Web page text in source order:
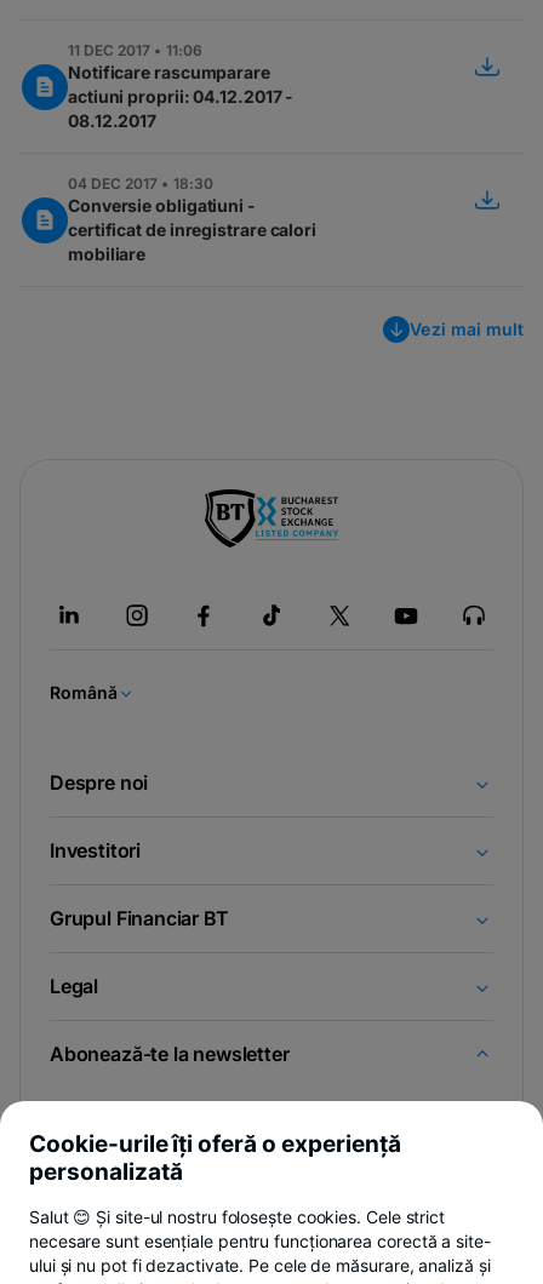
11 DEC 2017 • 11:06
Notificare rascumparare
actiuni proprii: 04.12.2017 -
08.12.2017
04 DEC 2017 • 18:30
Conversie obligatiuni -
certificat de inregistrare calori
mobiliare
Vezi mai mult
a
Română
Despre noi
Investitori
Grupul Financiar BT
Legal
Abonează-te la newsletter
Poți renunța oricând,vezi detalii-
opens
in
.
Cookie-urile îți oferă o experiență
personalizată
Salut 😊 Și site-ul nostru folosește cookies. Cele strict
necesare sunt esențiale pentru funcționarea corectă a site-
ului și nu pot fi dezactivate. Pe cele de măsurare, analiză și